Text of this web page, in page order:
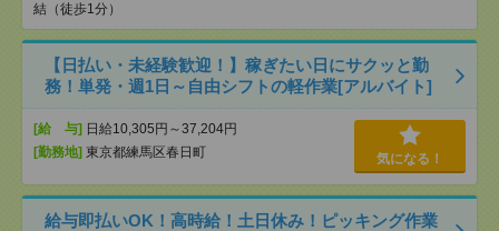
結（徒歩1分）
【日払い・未経験歓迎！】稼ぎたい日にサクッと勤
務！単発・週1日～自由シフトの軽作業[アルバイト]
[給 与] 日給10,305円～37,204円
[勤務地] 東京都練馬区春日町 気になる！
給与即払いOK！高時給！土日休み！ピッキング作業